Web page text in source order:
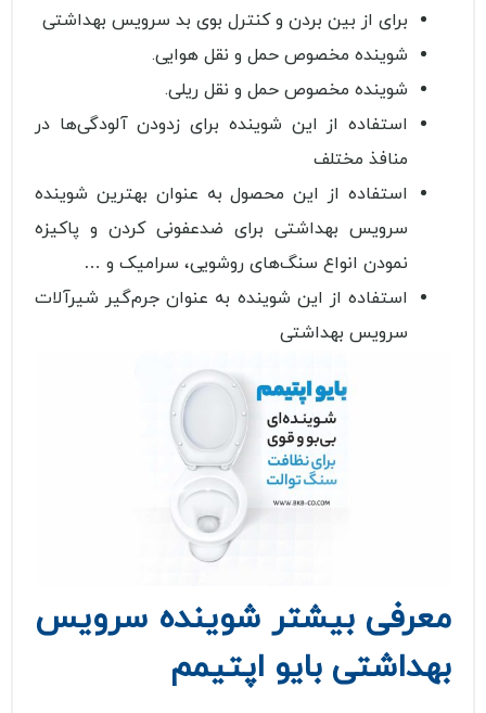
برای از بین بردن و کنترل بوی بد سرویس بهداشتی
شوینده مخصوص حمل و نقل هوایی.
شوینده مخصوص حمل و نقل ریلی.
استفاده از این شوینده برای زدودن آلودگی‌ها در
منافذ مختلف
استفاده از این محصول به عنوان بهترین شوینده
سرویس بهداشتی برای ضدعفونی کردن و پاکیزه
نمودن انواع سنگ‌های روشویی، سرامیک و …
استفاده از این شوینده به عنوان جرم‌گیر شیرآلات
سرویس بهداشتی
معرفی بیشتر شوینده سرویس
بهداشتی بایو اپتیمم